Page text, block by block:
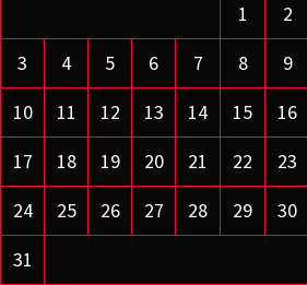
1
2
3
4 5 6 7 8
9
10
11 12 13 14 15
16
17
18 19 20 21 22
23
24
25 26 27 28 29
30
31